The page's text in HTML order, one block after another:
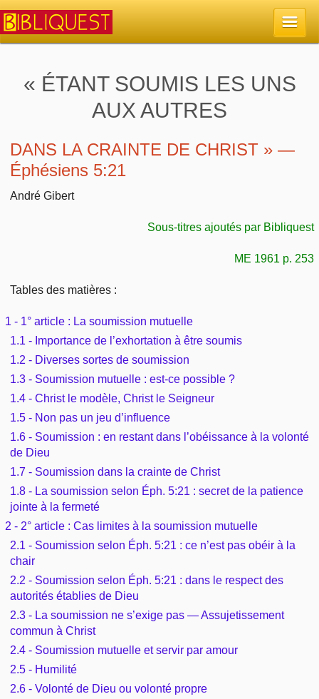
Retour à l'accueil
Quoi de neuf sur Bibliquest
Autres sites chrétiens
Outils
Paramètres
La Bible
Lisez la Bible
Au sujet de la Bible
Études et commentaires par passage
Sujets
L'Évangile, le Salut
Mort, résurrection
L'Église, l'Assemblée
Prophétie
Sanctification
Vie pratique
Mariage, famille
Sujets de A à Z
Édification
Commentaires journaliers
COURS Bibliques - GUIDES de lecture
Pour débuter
Recherche
Rechercher dans le site
Sujets de A à Z
Auteurs de A à Z
Études et commentaires par passage
Sommaires
Aperçus Livres de la Bible
Autres FAQ
« ÉTANT SOUMIS LES UNS
AUX AUTRES
DANS LA CRAINTE DE CHRIST » —
Éphésiens 5:21
André Gibert
Sous-titres ajoutés par Bibliquest
ME 1961 p. 253
Tables des matières :
1 - 1° article : La soumission mutuelle
1.1 - Importance de l’exhortation à être soumis
1.2 - Diverses sortes de soumission
1.3 - Soumission mutuelle : est-ce possible ?
1.4 - Christ le modèle, Christ le Seigneur
1.5 - Non pas un jeu d’influence
1.6 - Soumission : en restant dans l’obéissance à la volonté
de Dieu
1.7 - Soumission dans la crainte de Christ
1.8 - La soumission selon Éph. 5:21 : secret de la patience
jointe à la fermeté
2 - 2° article : Cas limites à la soumission mutuelle
2.1 - Soumission selon Éph. 5:21 : ce n’est pas obéir à la
chair
2.2 - Soumission selon Éph. 5:21 : dans le respect des
autorités établies de Dieu
2.3 - La soumission ne s’exige pas — Assujetissement
commun à Christ
2.4 - Soumission mutuelle et servir par amour
2.5 - Humilité
2.6 - Volonté de Dieu ou volonté propre